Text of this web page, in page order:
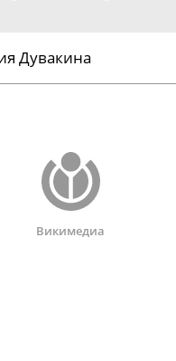
Дувакина
Викимедиа